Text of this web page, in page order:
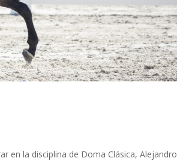
en la disciplina de Doma Clásica, Alejandro